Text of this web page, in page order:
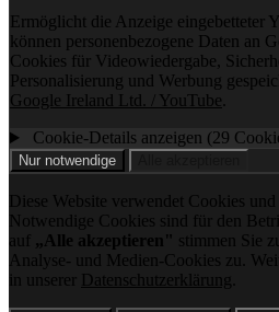
Ermöglicht die Anzeige eingebetteter
können personenbezogene Daten an
Cookies für Videowiedergabe,
Personalisierung und Werbung
Google Ireland Ltd. / YouTube
Cookie-Details anzeigen (29
Nur notwendige
Diese Website verwendet Cookies
Notwendige Cookies sind für den
auf „Alle akzeptieren" stimmen Sie
Analyse- und Medien-Cookies zu.
in unserer
Datenschutzerklärung